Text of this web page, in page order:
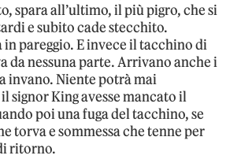
spara all’ultimo, il più pigro, che si
e subito cade stecchito.
pareggio. E invece il tacchino di
da nessuna parte. Arrivano anche i
invano. Niente potrà mai
signor King avesse mancato il
poi una fuga del tacchino, se
torva e sommessa che tenne per
ritorno.